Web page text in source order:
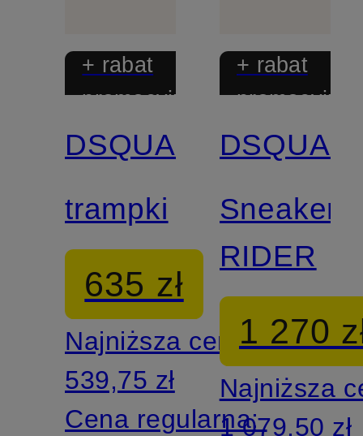
+ rabat
promocyjny
DSQUARED2
trampki
635 zł
Najniższa cena:
539,75 zł
Cena regularna:
+ rabat
promocyjny
Sneaker
RIDER
1 270
Najniższa
1 079,50 zł